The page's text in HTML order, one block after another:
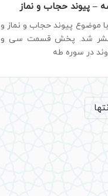
– پیوند حجاب و نماز
پیوند حجاب و نماز و
منتشر شد. پخش قسمت سی و
در سوره طه